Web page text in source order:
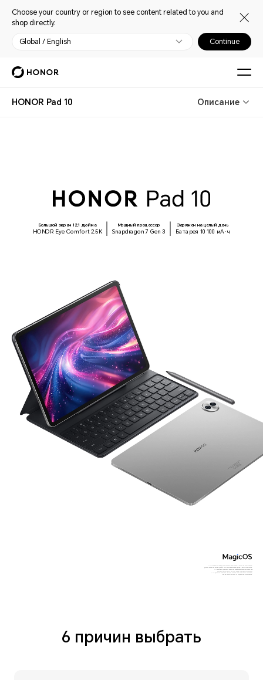
Choose your country or region to see content related to you and
shop directly.
Global / English Continue
HONOR Pad 10 Описание
Большой экран 12,1 дюйма
HONOR Eye Comfort 2.5K
Мощный процессор
Snapdragon 7 Gen 3
Заряжен на целый день
Батарея 10 100 мА·ч
*0+. Изображения продукта использованы только в качестве иллюстрации.
Фактические характеристики, в том числе внешний вид и цвет, могут отличаться.
* Ай комфорт. Диагональ экрана и разрешение 2560х1600 пикселей
измерены в соответствии со стандартным прямоугольником.
* По данным лаборатории HONOR. Указана типичная емкость батареи,
время работы зависит от сценариев использования.
6 причин выбрать